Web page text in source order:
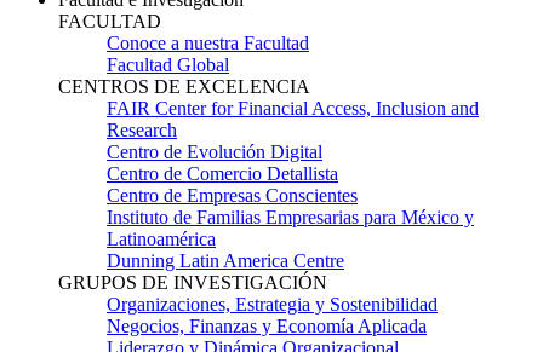
FACULTAD
Conoce a nuestra Facultad
Facultad Global
CENTROS DE EXCELENCIA
FAIR Center for Financial Access, Inclusion and
Research
Centro de Evolución Digital
Centro de Comercio Detallista
Centro de Empresas Conscientes
Instituto de Familias Empresarias para México y
Latinoamérica
Dunning Latin America Centre
GRUPOS DE INVESTIGACIÓN
Organizaciones, Estrategia y Sostenibilidad
Negocios, Finanzas y Economía Aplicada
Liderazgo y Dinámica Organizacional